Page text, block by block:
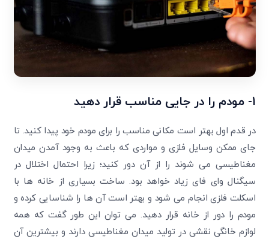
1- مودم را در جایی مناسب قرار دهید
در قدم اول بهتر است مکانی مناسب را برای مودم خود پیدا کنید. تا
جای ممکن وسایل فلزی و مواردی که باعث به وجود آمدن میدان
مغناطیسی می شوند را از آن دور کنید؛ زیرا احتمال اختلال در
سیگنال وای فای زیاد خواهد بود. ساخت بسیاری از خانه ها با
اسکلت فلزی انجام می شود و بهتر است آن ها را شناسایی کرده و
مودم را دور از خانه قرار دهید. می توان این طور گفت که همه
لوازم خانگی نقشی در تولید میدان مغناطیسی دارند و بیشترین آن